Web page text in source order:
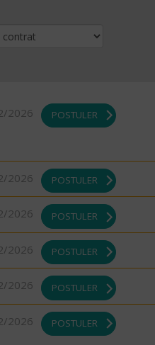
2026 POSTULER
2026 POSTULER
2026 POSTULER
2026 POSTULER
2026 POSTULER
2026 POSTULER